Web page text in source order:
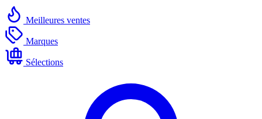
Meilleures ventes
Marques
Sélections